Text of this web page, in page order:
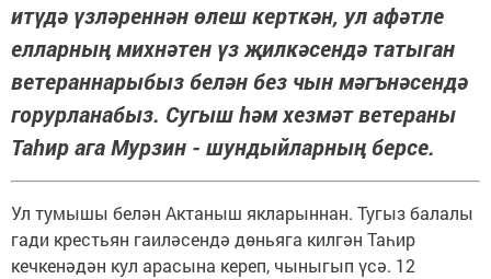
итүдә үзләреннән өлеш керткән, ул афәтле
елларның михнәтен үз җилкәсендә татыган
ветераннарыбыз белән без чын мәгънәсендә
горурланабыз. Сугыш һәм хезмәт ветераны
Таһир ага Мурзин - шундыйларның берсе.
Ул тумышы белән Актаныш якларыннан. Тугыз балалы
гади крестьян гаиләсендә дөньяга килгән Таһир
кечкенәдән кул арасына кереп, чыныгып үсә. 12